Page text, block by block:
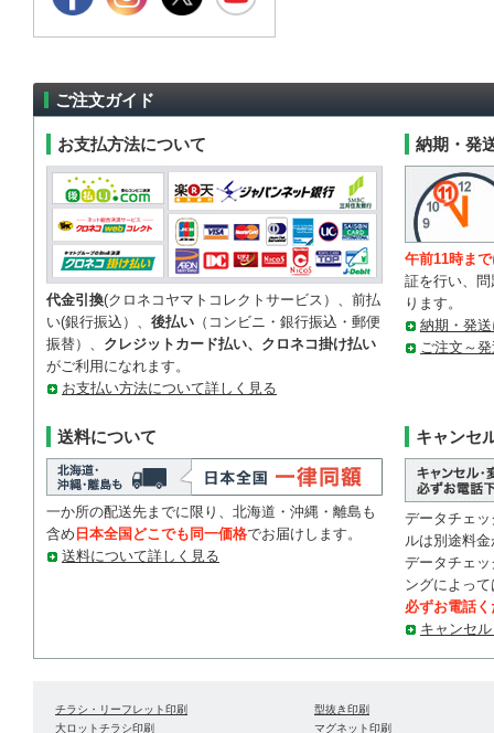
ご注文ガイド
お支払方法について
代金引換(クロネコヤマトコレクトサービス）、前払
い(銀行振込）、 後払い （コンビニ・銀行振込・郵便
振替）、 クレジットカード払い、クロネコ掛け払い
がご利用になれます。
お支払い方法について詳しく見る
送料について
一か所の配送先までに限り、北海道・沖縄・離島も
含め 日本全国どこでも同一価格でお届けします。
送料について詳しく見る
納期・発
午前11時まで
証を行い、
ります。
納期・発
ご注文～
キャンセ
データチェ
ルは別途料
データチェ
ングによっ
必ずお電話
キャンセ
チラシ・リーフレット印刷
大ロットチラシ印刷
型抜き印刷
マグネット印刷